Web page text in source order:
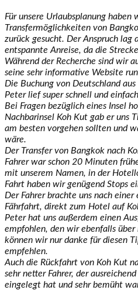
Für unsere Urlaubsplanung
Transfermöglichkeiten von
zurück gesucht. Der Anspruch lag
entspannte Anreise, da die
Während der Recherche sind wir
seine sehr informative Website
Die Buchung von Deutschland
Peter lief super schnell und
Bei Fragen bezüglich eines Insel
Nachbarinsel Koh Kut gab er uns
am besten vorgehen sollten und
wäre.
Der Transfer von Bangkok nach
Fahrer war schon 20 Minuten
mit unserem Namen, in der
Fahrt haben wir genügend Stops
Der Fahrer brachte uns nach
Fährfahrt, direkt zum Hotel auf
Peter hat uns außerdem einen
empfohlen, den wir ebenfalls
können wir nur danke für diesen
empfehlen.
Auch die Rückfahrt von Koh Kut
sehr netter Fahrer, der
eingelegt hat und sehr bemüht